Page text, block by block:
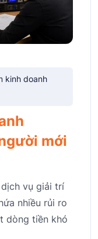
kinh doanh
mới
vụ giải trí
nhiều rủi ro
dòng tiền khó